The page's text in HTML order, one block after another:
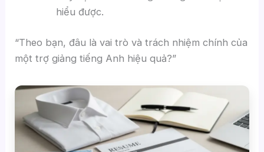
hiểu được.
“Theo bạn, đâu là vai trò và trách nhiệm chính của
một trợ giảng tiếng Anh hiệu quả?”